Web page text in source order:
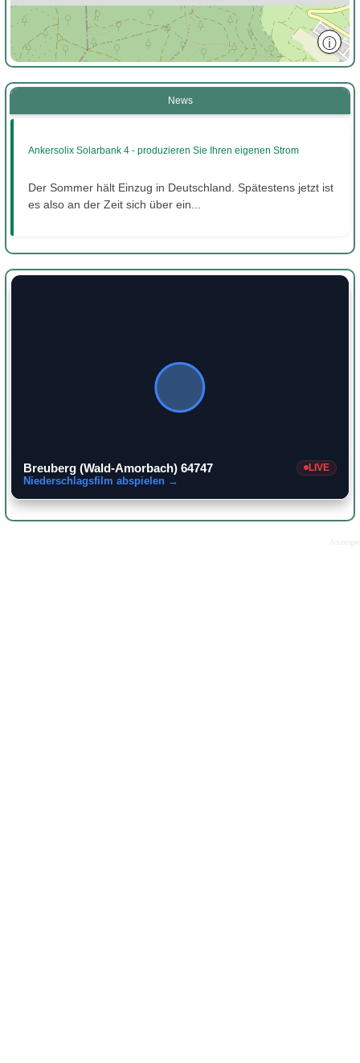
ⓘ
News
Ankersolix Solarbank 4 - produzieren Sie Ihren eigenen Strom
Der Sommer hält Einzug in Deutschland. Spätestens jetzt ist
es also an der Zeit sich über ein...
Breuberg (Wald-Amorbach) 64747 LIVE
Niederschlagsfilm abspielen →